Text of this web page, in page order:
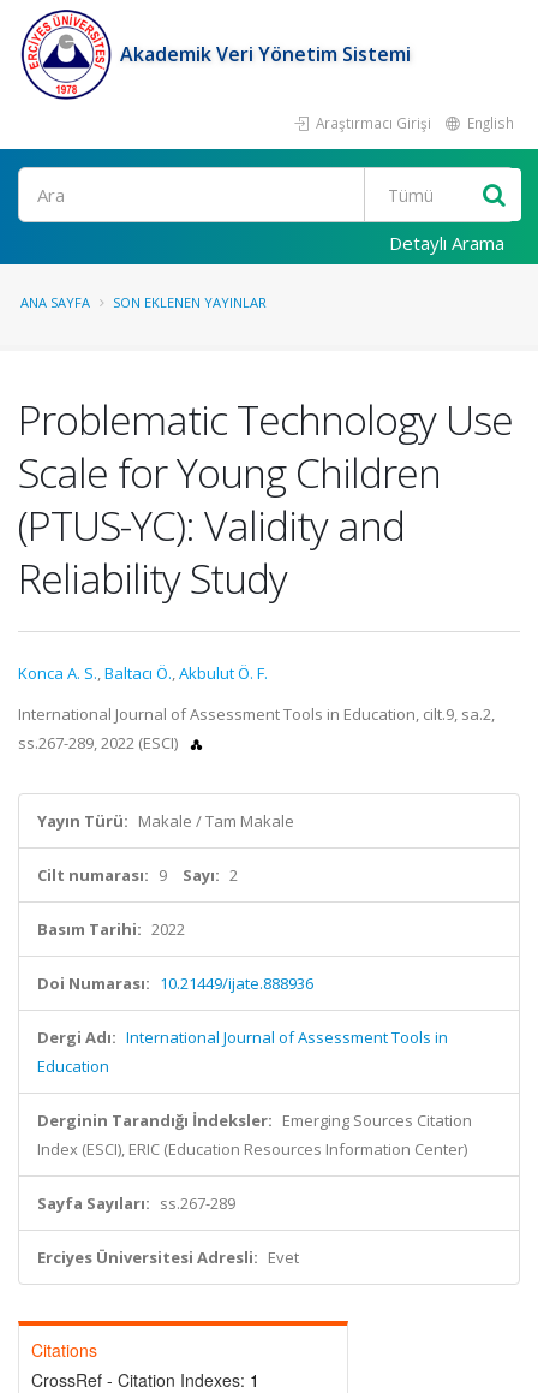
Akademik Veri Yönetim Sistemi
Araştırmacı Girişi English
Ara
Detaylı Arama
ANA SAYFA SON EKLENEN YAYINLAR
Problematic Technology Use
Scale for Young Children
(PTUS-YC): Validity and
Reliability Study
Konca A. S.,Baltacı Ö.,Akbulut Ö. F.
International Journal of Assessment Tools in Education, cilt.9, sa.2,
ss.267-289, 2022 (ESCI)
Yayın Türü: Makale / Tam Makale
Cilt numarası: 9 Sayı: 2
Basım Tarihi: 2022
Doi Numarası: 10.21449/ijate.888936
Dergi Adı: International Journal of Assessment Tools in
Education
Derginin Tarandığı İndeksler: Emerging Sources Citation
Index (ESCI), ERIC (Education Resources Information Center)
Sayfa Sayıları: ss.267-289
Erciyes Üniversitesi Adresli: Evet
Citations
CrossRef - Citation Indexes: 1